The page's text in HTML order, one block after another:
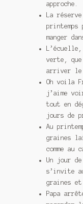
approche.
La
manger
verte,
arriver le
Oh voila
j’aime
tout en
jours de
Au
graines
comme au
Un jour
s’invite
graines et
Papa